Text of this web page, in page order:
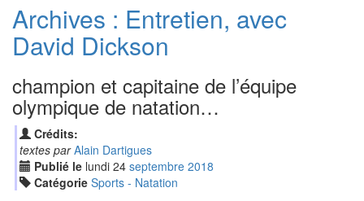
Archives : Entretien, avec
David Dickson
champion et capitaine de l’équipe
olympique de natation…
Crédits:
textes par Alain Dartigues
Publié le lundi 24 septembre 2018
Catégorie Sports - Natation